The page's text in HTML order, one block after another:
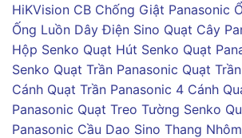
HiKVision CB Chống Giật Panasonic
Ống Luồn Dây Điện Sino Quạt Cây
Hộp Senko Quạt Hút Senko Quạt
Senko Quạt Trần Panasonic Quạt
Cánh Quạt Trần Panasonic 4 Cánh
Panasonic Quạt Treo Tường Senko
Panasonic Cầu Dao Sino Thang